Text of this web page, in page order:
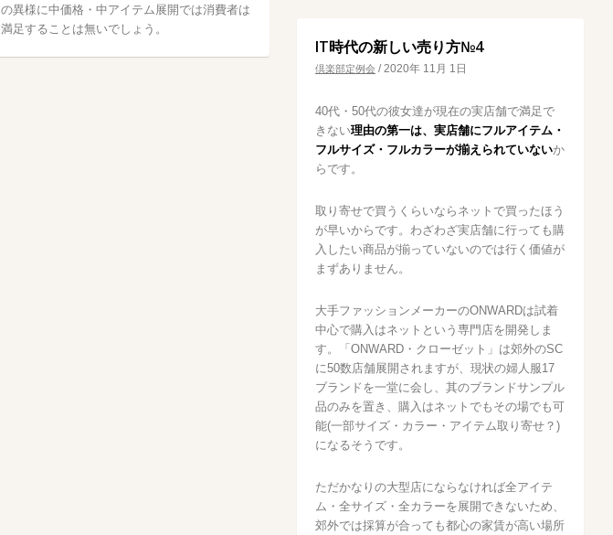
の異様に中価格・中アイテム展開では消費者は
満足することは無いでしょう。
IT時代の新しい売り方№4
倶楽部定例会 /2020年 11月 1日
40代・50代の彼女達が現在の実店舗で満足で
きない理由の第一は、実店舗にフルアイテム・
フルサイズ・フルカラーが揃えられていないか
らです。
取り寄せで買うくらいならネットで買ったほう
が早いからです。わざわざ実店舗に行っても購
入したい商品が揃っていないのでは行く価値が
まずありません。
大手ファッションメーカーのONWARDは試着
中心で購入はネットという専門店を開発しま
す。「ONWARD・クローゼット」は郊外のSC
に50数店舗展開されますが、現状の婦人服17
ブランドを一堂に会し、其のブランドサンプル
品のみを置き、購入はネットでもその場でも可
能(一部サイズ・カラー・アイテム取り寄せ？)
になるそうです。
ただかなりの大型店にならなければ全アイテ
ム・全サイズ・全カラーを展開できないため、
郊外では採算が合っても都心の家賃が高い場所